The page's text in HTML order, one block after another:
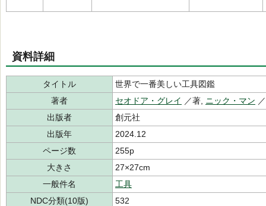
資料詳細
タイトル
世界で一番美しい工具図鑑
著者
セオドア・グレイ ／著, ニック・マン
出版者
創元社
出版年
2024.12
ページ数
255p
大きさ
27×27cm
一般件名
工具
NDC分類(10版)
532